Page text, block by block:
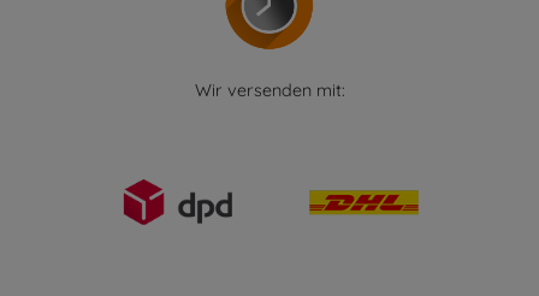
Wir versenden mit: